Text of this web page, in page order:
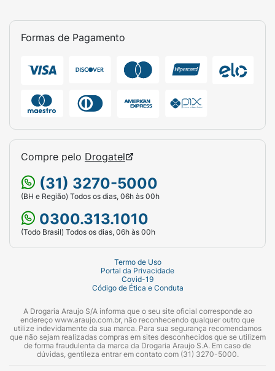
Formas de Pagamento
Compre pelo Drogatel
(31) 3270-5000
(BH e Região) Todos os dias, 06h às 00h
0300.313.1010
(Todo Brasil) Todos os dias, 06h às 00h
Termo de Uso
Portal da Privacidade
Covid-19
Código de Ética e Conduta
A Drogaria Araujo S/A informa que o seu site oficial corresponde ao
endereço www.araujo.com.br, não reconhecendo qualquer outro que
utilize indevidamente da sua marca. Para sua segurança recomendamos
que não sejam realizadas compras em sites desconhecidos que se utilizem
de forma fraudulenta da marca da Drogaria Araujo S.A. Em caso de
dúvidas, gentileza entrar em contato com (31) 3270-5000.